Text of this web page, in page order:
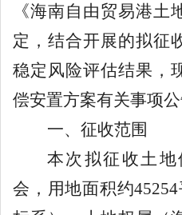
《海南自由贸易港土
定，结合开展的拟征
稳定风险评估结果，
偿安置方案有关事项公
一、征收范围
本次拟征收土
会 ， 用地面积约45254